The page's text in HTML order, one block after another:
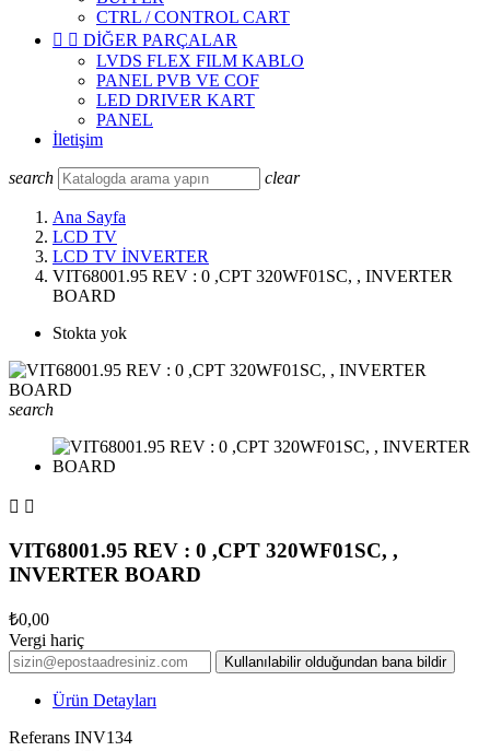
CTRL / CONTROL CART
  DİĞER PARÇALAR
LVDS FLEX FILM KABLO
PANEL PVB VE COF
LED DRIVER KART
PANEL
İletişim
search clear
Ana Sayfa
LCD TV
LCD TV İNVERTER
VIT68001.95 REV : 0 ,CPT 320WF01SC, , INVERTER
BOARD
Stokta yok
search
 
VIT68001.95 REV : 0 ,CPT 320WF01SC, ,
INVERTER BOARD
₺0,00
Vergi hariç
Kullanılabilir olduğundan bana bildir
Ürün Detayları
Referans INV134